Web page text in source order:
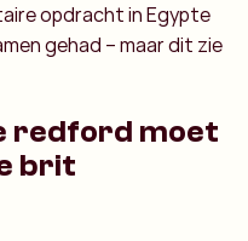
opdracht in Egypte
gehad – maar dit zie
redford moet
brit